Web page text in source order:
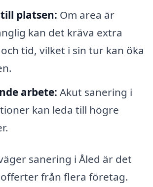
platsen: Om area är
kan det kräva extra
tid, vilket i sin tur kan öka
arbete: Akut sanering i
kan leda till högre
sanering i Åled är det
från flera företag.